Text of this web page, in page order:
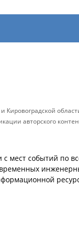
Кировоградской
авторского
мест событий по